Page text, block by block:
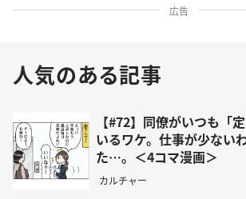
広告
人気のある記事
【#72】同僚がいつも「
いるワケ。仕事が少ない
た…。＜4コマ漫画＞
カルチャー